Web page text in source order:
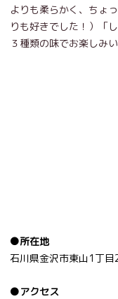
よりも柔らかく、ちょ
りも好きでした！）「
３種類の味でお楽しみ
●所在地
石川県金沢市東山1丁
●アクセス